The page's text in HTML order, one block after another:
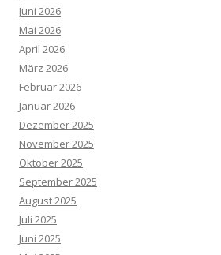
Juni 2026
Mai 2026
April 2026
März 2026
Februar 2026
Januar 2026
Dezember 2025
November 2025
Oktober 2025
September 2025
August 2025
Juli 2025
Juni 2025